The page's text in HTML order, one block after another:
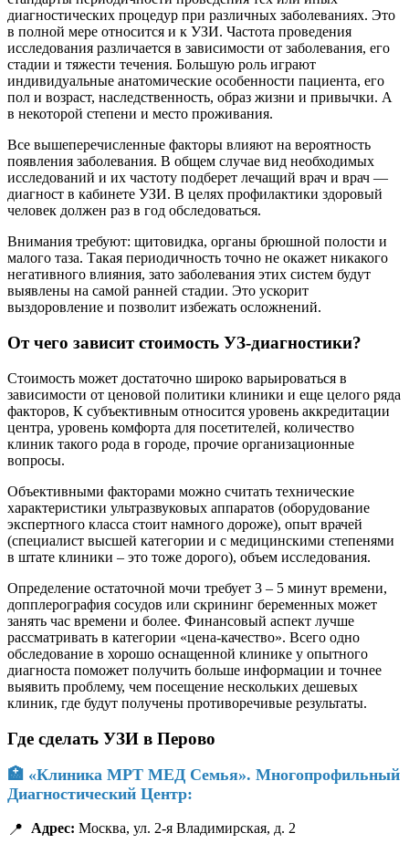
диагностических процедур при различных заболеваниях. Это
в полной мере относится и к УЗИ. Частота проведения
исследования различается в зависимости от заболевания, его
стадии и тяжести течения. Большую роль играют
индивидуальные анатомические особенности пациента, его
пол и возраст, наследственность, образ жизни и привычки. А
в некоторой степени и место проживания.
Все вышеперечисленные факторы влияют на вероятность
появления заболевания. В общем случае вид необходимых
исследований и их частоту подберет лечащий врач и врач —
диагност в кабинете УЗИ. В целях профилактики здоровый
человек должен раз в год обследоваться.
Внимания требуют: щитовидка, органы брюшной полости и
малого таза. Такая периодичность точно не окажет никакого
негативного влияния, зато заболевания этих систем будут
выявлены на самой ранней стадии. Это ускорит
выздоровление и позволит избежать осложнений.
От чего зависит стоимость УЗ-диагностики?
Стоимость может достаточно широко варьироваться в
зависимости от ценовой политики клиники и еще целого ряда
факторов, К субъективным относится уровень аккредитации
центра, уровень комфорта для посетителей, количество
клиник такого рода в городе, прочие организационные
вопросы.
Объективными факторами можно считать технические
характеристики ультразвуковых аппаратов (оборудование
экспертного класса стоит намного дороже), опыт врачей
(специалист высшей категории и с медицинскими степенями
в штате клиники – это тоже дорого), объем исследования.
Определение остаточной мочи требует 3 – 5 минут времени,
допплерография сосудов или скрининг беременных может
занять час времени и более. Финансовый аспект лучше
рассматривать в категории «цена-качество». Всего одно
обследование в хорошо оснащенной клинике у опытного
диагноста поможет получить больше информации и точнее
выявить проблему, чем посещение нескольких дешевых
клиник, где будут получены противоречивые результаты.
Где сделать УЗИ в Перово
🏥 «Клиника МРТ МЕД Семья». Многопрофильный
Диагностический Центр:
📍
Адрес: Москва, ул. 2-я Владимирская, д. 2